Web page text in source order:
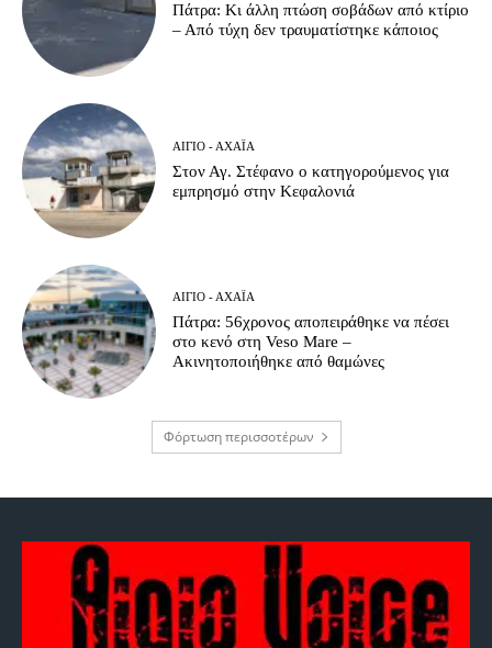
Πάτρα: Κι άλλη πτώση σοβάδων από κτίριο
– Από τύχη δεν τραυματίστηκε κάποιος
ΑΊΓΙΟ - ΑΧΑΪ́Α
Στον Αγ. Στέφανο ο κατηγορούμενος για
εμπρησμό στην Κεφαλονιά
ΑΊΓΙΟ - ΑΧΑΪ́Α
Πάτρα: 56χρονος αποπειράθηκε να πέσει
στο κενό στη Veso Mare –
Ακινητοποιήθηκε από θαμώνες
Φόρτωση περισσοτέρων